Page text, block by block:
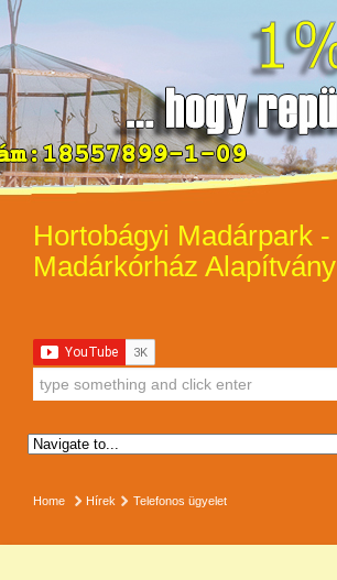
Hortobágyi Madárpark -
Madárkórház Alapítvány
Home Hírek Telefonos ügyelet